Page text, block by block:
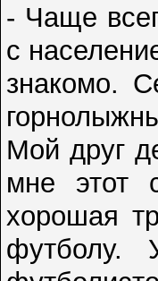
- Чаще
с
знакомо.
Мой друг
мне этот
хорошая
футболу.